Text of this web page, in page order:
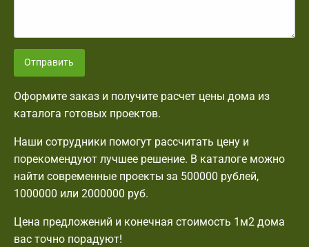
Отправить
Оформите заказ и получите расчет цены дома из
каталога готовых проектов.
Наши сотрудники помогут рассчитать цену и
порекомендуют лучшее решение. В каталоге можно
найти современные проекты за 500000 рублей,
1000000 или 2000000 руб.
Цена предложений и конечная стоимость 1м2 дома
вас точно порадуют!